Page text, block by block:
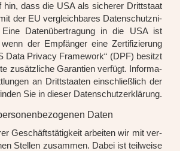
hin, dass die USA als siche­rer Dritt­staat
der EU ver­gleich­ba­res Daten­schutz­ni­
Daten­über­tra­gung in die USA ist
der Emp­fän­ger eine Zer­ti­fi­zie­rung
Data Pri­va­cy Frame­work“ (DPF) besitzt
zusätz­li­che Garan­tien ver­fügt. Infor­ma­
an Dritt­staa­ten ein­schließ­lich der
Sie in die­ser Daten­schutz­er­klä­rung.
Daten
Geschäfts­tä­tig­keit arbei­ten wir mit ver­
Stel­len zusam­men. Dabei ist teil­wei­se